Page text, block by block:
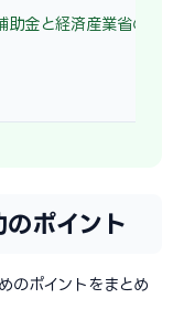
助金と経済産業省の省
ポイント
のポイントをまとめ